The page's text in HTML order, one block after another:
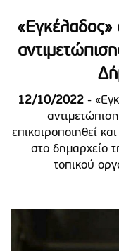
«Εγκέλαδος»
12/10/2022 -
επικαιροποιηθεί
στο δημαρχείο
τοπικού